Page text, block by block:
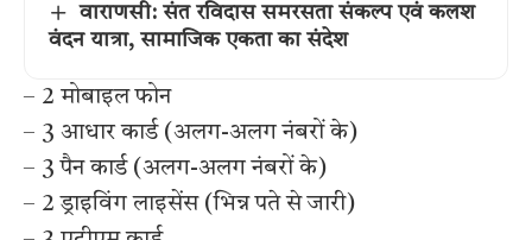
वाराणसी: संत रविदास समरसता संकल्प एवं कलश
वंदन यात्रा, सामाजिक एकता का संदेश
– 2 मोबाइल फोन
– 3 आधार कार्ड (अलग-अलग नंबरों के)
– 3 पैन कार्ड (अलग-अलग नंबरों के)
– 2 ड्राइविंग लाइसेंस (भिन्न पते से जारी)